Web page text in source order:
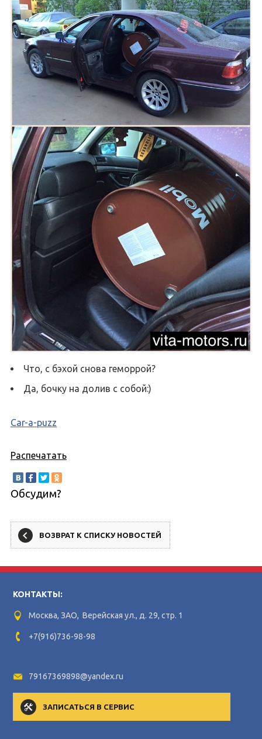
Что, с бэхой снова геморрой?
Да, бочку на долив с собой:)
Car-a-puzz
Распечатать
Обсудим?
ВОЗВРАТ К СПИСКУ НОВОСТЕЙ
КОНТАКТЫ:
Москва, ЗАО, Верейская ул., д. 29, стр. 1
+7(916)736-98-98
79167369898@yandex.ru
ЗАПИСАТЬСЯ В СЕРВИС